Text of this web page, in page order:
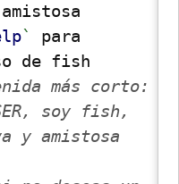
`
para
más corto:
soy fish,
y amistosa